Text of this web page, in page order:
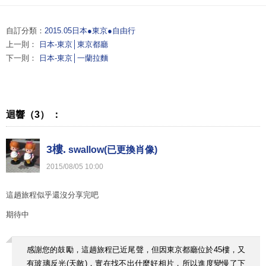
自訂分類： 2015.05日本●東京●自由行
上一則：
日本-東京│東京都廳
下一則：
日本-東京│一蘭拉麵
迴響（3） ：
3樓. swallow(已更換肖像)
2015/08/05 10:00
這趟旅程似乎還沒分享完吧
期待中
感謝您的鼓勵，這趟旅程已近尾聲，但因東京都廳位於45樓，又
有玻璃反光(天敵)，實在找不出什麼好相片，所以進度變慢了下